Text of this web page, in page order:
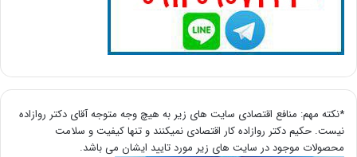
*نکته مهم: منافع اقتصادی سایت های زیر به هیچ وجه متوجه آقای دکتر روازاده
نیست. حکیم دکتر روازاده کار اقتصادی نمیکنند و تنها کیفیت و سلامت
محصولات موجود در سایت های زیر مورد تایید ایشان می باشد.